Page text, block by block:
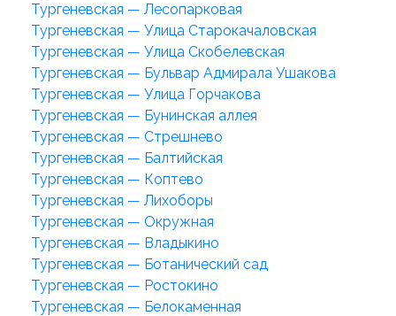
Тургеневская — Лесопарковая
Тургеневская — Улица Старокачаловская
Тургеневская — Улица Скобелевская
Тургеневская — Бульвар Адмирала Ушакова
Тургеневская — Улица Горчакова
Тургеневская — Бунинская аллея
Тургеневская — Стрешнево
Тургеневская — Балтийская
Тургеневская — Коптево
Тургеневская — Лихоборы
Тургеневская — Окружная
Тургеневская — Владыкино
Тургеневская — Ботанический сад
Тургеневская — Ростокино
Тургеневская — Белокаменная